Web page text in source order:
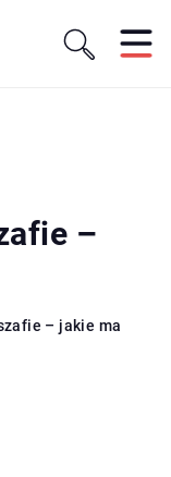
–
– jakie ma